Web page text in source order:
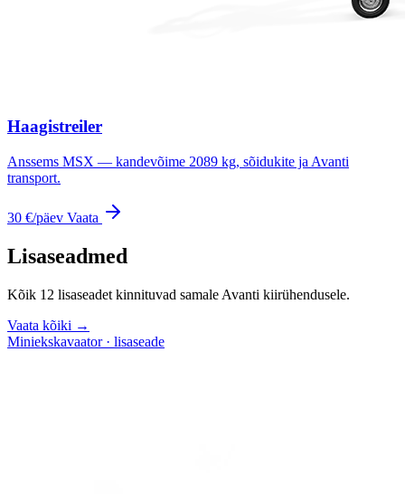
Haagistreiler
Anssems MSX — kandevõime 2089 kg, sõidukite ja Avanti
transport.
30 €/päev Vaata
Lisaseadmed
Kõik 12 lisaseadet kinnituvad samale Avanti kiirühendusele.
Vaata kõiki →
Miniekskavaator · lisaseade